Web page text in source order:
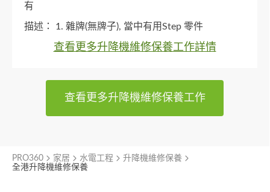
有
描述： 1. 雜牌(無牌子), 當中有用Step 零件
查看更多升降機維修保養工作詳情
查看更多升降機維修保養工作
PRO360 家居 水電工程
升降機維修保養
全港升降機維修保養